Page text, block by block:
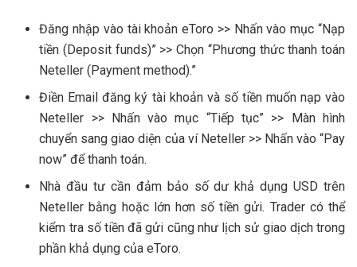
Đăng nhập vào tài khoản eToro >> Nhấn vào mục “Nạp
tiền (Deposit funds)” >> Chọn “Phương thức thanh toán
Neteller (Payment method).”
Điền Email đăng ký tài khoản và số tiền muốn nạp vào
Neteller >> Nhấn vào mục “Tiếp tục” >> Màn hình
chuyển sang giao diện của ví Neteller >> Nhấn vào “Pay
now” để thanh toán.
Nhà đầu tư cần đảm bảo số dư khả dụng USD trên
Neteller bằng hoặc lớn hơn số tiền gửi. Trader có thể
kiểm tra số tiền đã gửi cũng như lịch sử giao dịch trong
phần khả dụng của eToro.